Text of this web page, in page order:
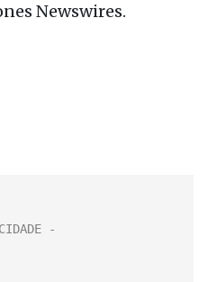
Newswires.